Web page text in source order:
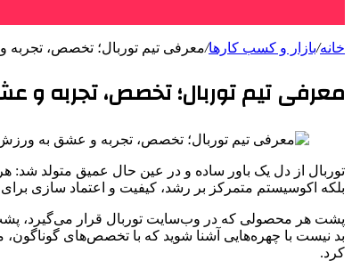
خانه/بازار و کسب کارها/معرفی تیم توربال؛ تخصص،
معرفی تیم توربال؛ تخصص، تجربه و
توربال از دل یک باور ساده و در عین حال عمیق متولد شد:
بلکه اکوسیستم متمرکز بر رشد، کیفیت و اعتماد سازی
پشت هر محصولی که در وب‌سایت توربال قرار می‌گیرد، پشت
بد نیست با چهره‌هایی آشنا شوید که با تخصص‌های
کرد.